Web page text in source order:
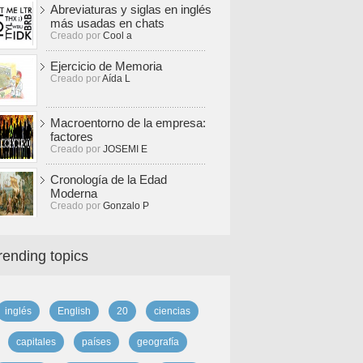
Abreviaturas y siglas en inglés
más usadas en chats
Creado por Cool a
Ejercicio de Memoria
Creado porAída L
Macroentorno de la empresa:
factores
Creado por JOSEMI E
Cronología de la Edad
Moderna
Creado por Gonzalo P
topics
inglés English 20 ciencias
capitales países geografía